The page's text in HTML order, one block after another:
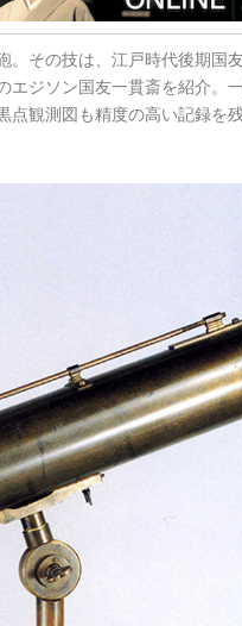
。その技は、江戸時代後期国
ジソン国友一貫斎を紹介。
点観測図も精度の高い記録を